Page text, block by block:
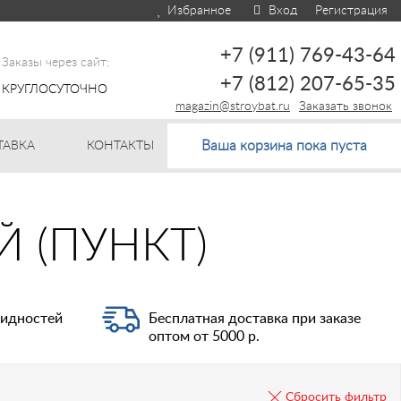
Избранное Вход Регистрация
Заказы через сайт:
КРУГЛОСУТОЧНО
+7 (911) 769-43-64
+7 (812) 207-65-35
Заказать звонок
magazin@stroybat.ru
КОНТАКТЫ Ваша корзина пока пуста
(ПУНКТ)
Бесплатная доставка при заказе
оптом от 5000 р.
Сбросить фильтр